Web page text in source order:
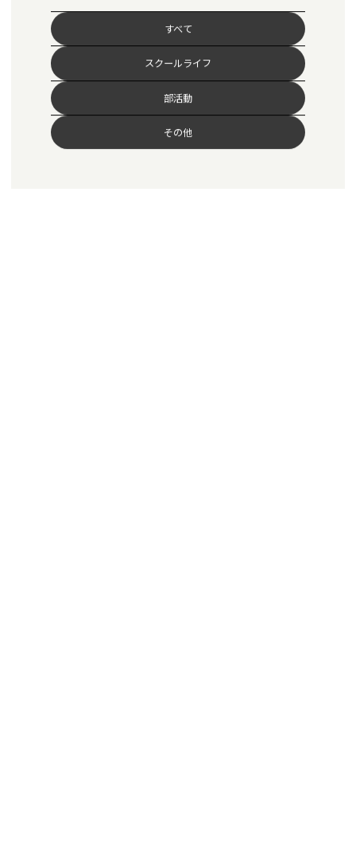
すべて
スクールライフ
部活動
その他